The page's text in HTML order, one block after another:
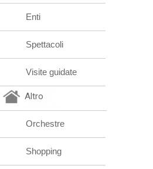
Enti
Spettacoli
Visite guidate
Altro
Orchestre
Shopping